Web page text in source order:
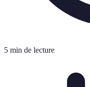
5 min de lecture